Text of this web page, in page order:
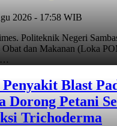
2026 - 17:58 WIB
Politeknik Negeri
Obat dan Makanan (Loka
Penyakit Blast
Dorong Petani
Trichoderma